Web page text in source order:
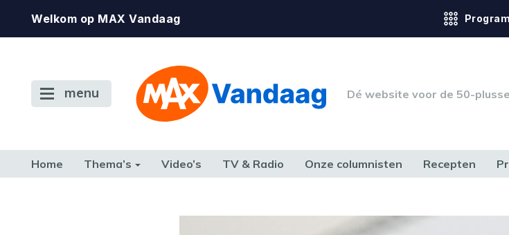
Welkom op MAX Vandaag
menu Dé website voor de 50-
Home Thema’s Video’s TV & Radio Onze columnisten Recepten